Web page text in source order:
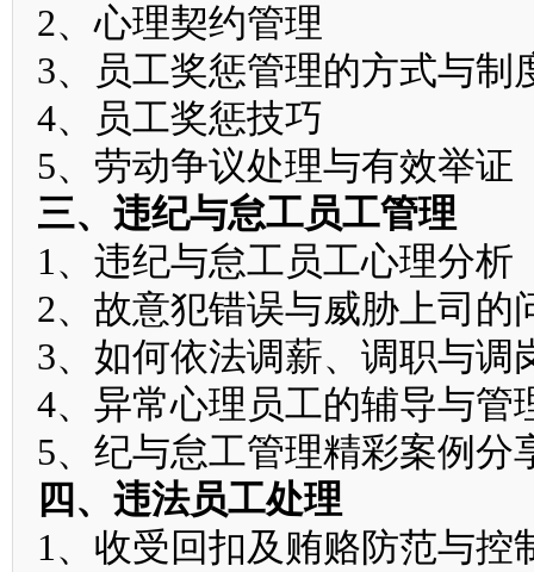
2、心理契约管理
3、员工奖惩管理的方式与制
4、员工奖惩技巧
5、劳动争议处理与有效举证
三、违纪与怠工员工管理
1、违纪与怠工员工心理分析
2、故意犯错误与威胁上司的
3、如何依法调薪、调职与调
4、异常心理员工的辅导与管
5、纪与怠工管理精彩案例分
四、违法员工处理
1、收受回扣及贿赂防范与控